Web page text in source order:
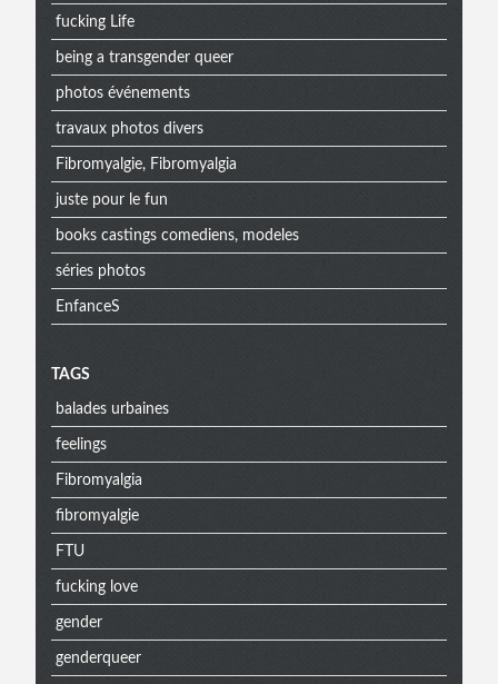
fucking Life
being a transgender queer
photos événements
travaux photos divers
Fibromyalgie, Fibromyalgia
juste pour le fun
books castings comediens, modeles
séries photos
EnfanceS
Menu
extra
TAGS
balades urbaines
feelings
Fibromyalgia
fibromyalgie
FTU
fucking love
gender
genderqueer